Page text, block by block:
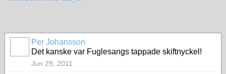
Per Johansson
Det kanske var Fuglesangs tappade skiftnyckel!
Jun 29, 2011